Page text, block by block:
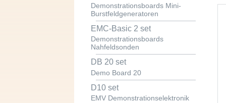
Demonstrationsboards Mini-
Burstfeldgeneratoren
EMC-Basic 2 set
Demonstrationsboards
Nahfeldsonden
DB 20 set
Demo Board 20
D10 set
EMV Demonstrationselektronik